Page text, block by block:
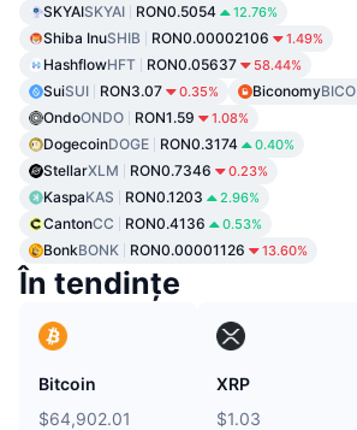
SKYAISKYAI RON0.5054 12.76%
Shiba InuSHIB RON0.00002106 1.49%
HashflowHFT RON0.05637 58.44%
SuiSUI RON3.07 0.35% BiconomyBICO
OndoONDO RON1.59 1.08%
DogecoinDOGE RON0.3174 0.40%
StellarXLM RON0.7346 0.23%
KaspaKAS RON0.1203 2.96%
CantonCC RON0.4136 0.53%
BonkBONK RON0.00001126 13.60%
În tendințe
Bitcoin
$64,902.01
XRP
$1.03